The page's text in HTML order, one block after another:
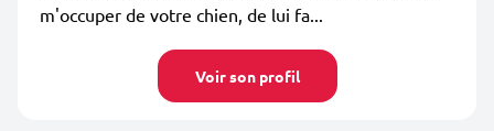
m'occuper de votre chien, de lui fa...
Voir son profil